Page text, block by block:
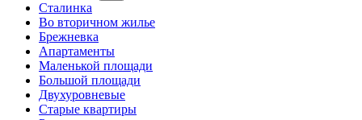
Сталинка
Во вторичном жилье
Брежневка
Апартаменты
Маленькой площади
Большой площади
Двухуровневые
Старые квартиры